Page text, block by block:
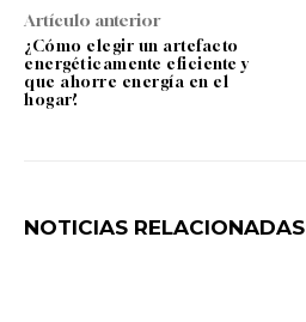
Artículo anterior
¿Cómo elegir un artefacto
energéticamente eficiente y
que ahorre energía en el
hogar?
NOTICIAS RELACIONADAS